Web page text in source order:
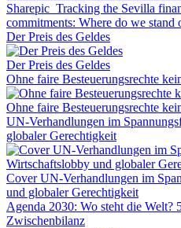
Sharepic_Tracking the Sevilla
commitments: Where do we stand
Der Preis des Geldes
Der Preis des Geldes
Ohne faire Besteuerungsrechte
Ohne faire Besteuerungsrechte
UN-Verhandlungen im
globaler Gerechtigkeit
Cover UN-Verhandlungen im
und globaler Gerechtigkeit
Agenda 2030: Wo steht die Welt?
Zwischenbilanz